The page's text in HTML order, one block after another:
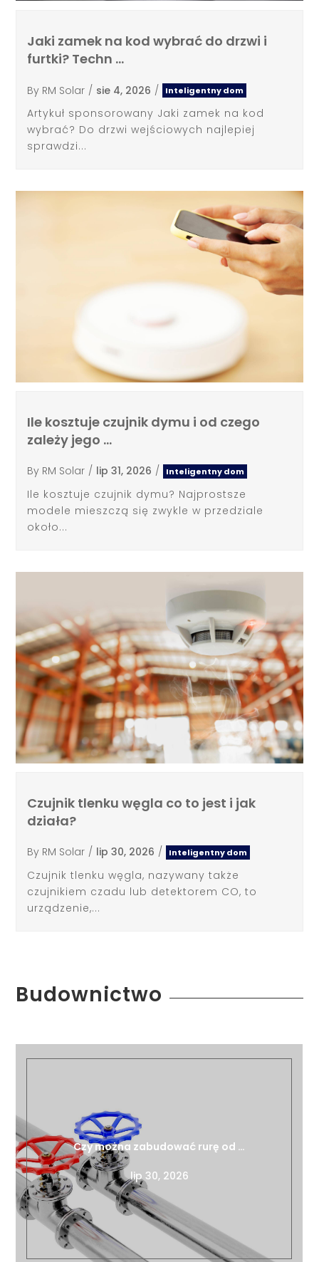
Jaki zamek na kod wybrać do drzwi i
furtki? Techn …
By RM Solar / sie 4, 2026 / Inteligentny dom
Artykuł sponsorowany Jaki zamek na kod
wybrać? Do drzwi wejściowych najlepiej
sprawdzi...
Ile kosztuje czujnik dymu i od czego
zależy jego …
By RM Solar / lip 31, 2026 / Inteligentny dom
Ile kosztuje czujnik dymu? Najprostsze
modele mieszczą się zwykle w przedziale
około...
Czujnik tlenku węgla co to jest i jak
działa?
By RM Solar / lip 30, 2026 / Inteligentny dom
Czujnik tlenku węgla, nazywany także
czujnikiem czadu lub detektorem CO, to
urządzenie,...
Budownictwo
Czy można zabudować rurę od …
lip 30, 2026